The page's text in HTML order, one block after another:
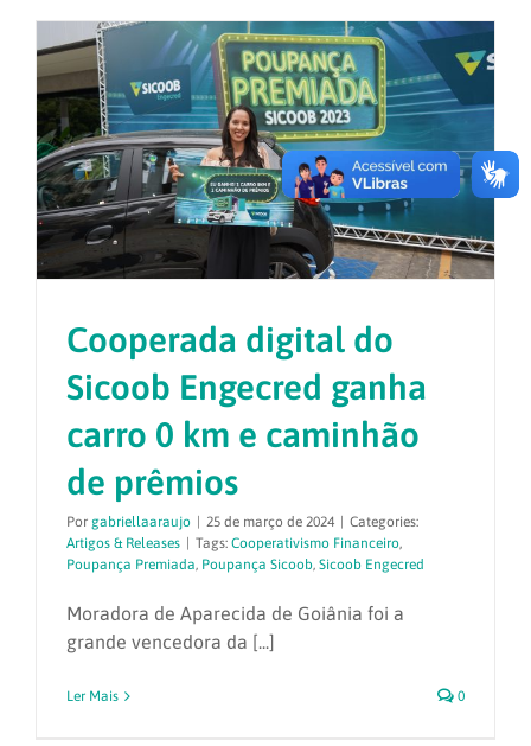
Cooperada digital do
Sicoob Engecred ganha
carro 0 km e caminhão
de prêmios
Por gabriellaaraujo 25 de março de 2024
Categories:
Artigos & Releases
Tags: Cooperativismo Financeiro,
Poupança Premiada, Poupança Sicoob, Sicoob Engecred
Moradora de Aparecida de Goiânia foi a
grande vencedora da [...]
Ler Mais 0